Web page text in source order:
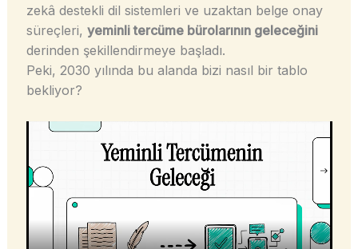
zekâ destekli dil sistemleri ve uzaktan belge onay
süreçleri, yeminli tercüme bürolarının geleceğini
derinden şekillendirmeye başladı.
Peki, 2030 yılında bu alanda bizi nasıl bir tablo
bekliyor?